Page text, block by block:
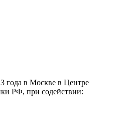
года в Москве в Центре
РФ, при содействии: